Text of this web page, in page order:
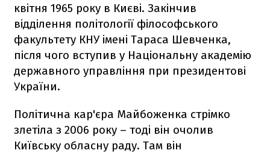
квітня 1965 року в Києві. Закінчив
відділення політології філософського
факультету КНУ імені Тараса Шевченка,
після чого вступив у Національну академію
державного управління при президентові
України.
Політична кар'єра Майбоженка стрімко
злетіла з 2006 року – тоді він очолив
Київську обласну раду. Там він